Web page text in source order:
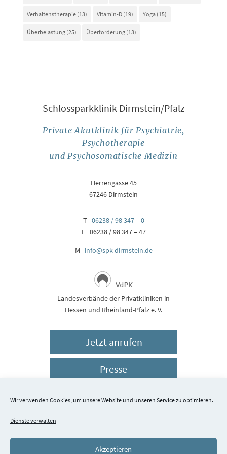
Wir verwenden Cookies, um unsere Website und unseren Service zu optimieren.
Dienste verwalten
Akzeptieren
Verhaltenstherapie(13) Vitamin-D(19) Yoga(15)
Überbelastung(25) Überforderung(13)
Schlossparkklinik Dirmstein/Pfalz
Private Akutklinik für Psychiatrie,
Psychotherapie
und Psychosomatische Medizin
Herrengasse 45
67246 Dirmstein
T 06238 / 98 347 – 0
F 06238 / 98 347 – 47
M info@spk-dirmstein.de
Landesverbände der Privatkliniken in
Hessen und Rheinland-Pfalz e. V.
Jetzt anrufen
Presse
Impressum